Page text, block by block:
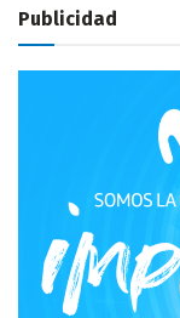
Publicidad